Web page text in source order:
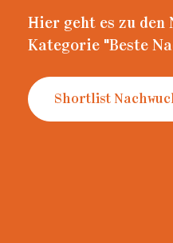
Hier geht es zu
Kategorie "Beste
Shortlist